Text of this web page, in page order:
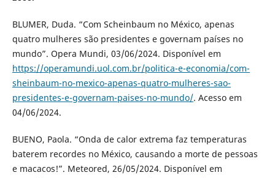
BLUMER, Duda. “Com Scheinbaum no México, apenas
quatro mulheres são presidentes e governam países no
mundo”. Opera Mundi, 03/06/2024. Disponível em
https://operamundi.uol.com.br/politica-e-economia/com-
sheinbaum-no-mexico-apenas-quatro-mulheres-sao-
presidentes-e-governam-paises-no-mundo/. Acesso em
04/06/2024.
BUENO, Paola. “Onda de calor extrema faz temperaturas
baterem recordes no México, causando a morte de pessoas
e macacos!”. Meteored, 26/05/2024. Disponível em